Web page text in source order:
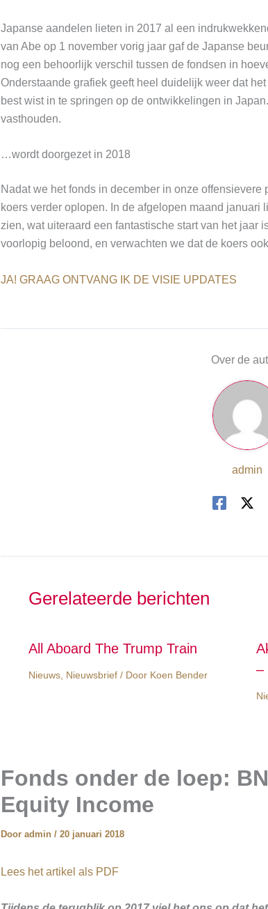
Japanse aandelen lieten in 2017 al een
van Abe op 1 november vorig jaar gaf de Japanse
nog een behoorlijk verschil tussen de fondsen in
Onderstaande grafiek geeft heel duidelijk weer dat
best wist in te springen op de ontwikkelingen in
vasthouden.
…wordt doorgezet in 2018
Nadat we het fonds in december in onze
koers verder oplopen. In de afgelopen maand januari
zien, wat uiteraard een fantastische start van het jaar
voorlopig beloond, en verwachten we dat de koers
JA! GRAAG ONTVANG IK DE VISIE UPDATES
Over de
admin
Gerelateerde berichten
All Aboard The Trump Train
Nieuws Nieuwsbrief / Door Koen Bender
–
Fonds onder de loep:
Equity Income
Door admin / 20 januari 2018
Lees het artikel als PDF